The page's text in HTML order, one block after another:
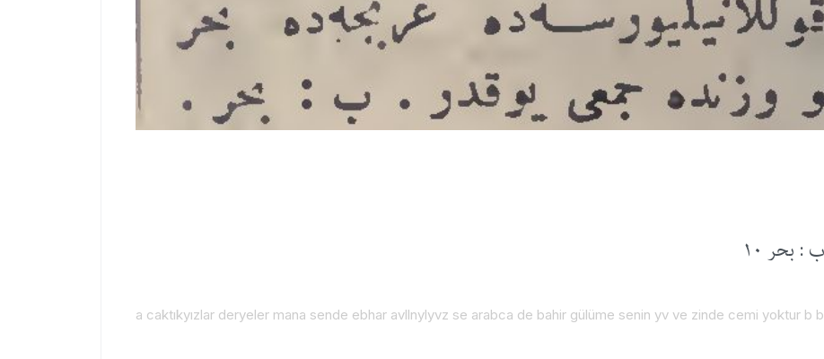
١٠
a caktıkyızlar deryeler mana sende ebhar avllnylyvz se arabca de bahir gülüme senin yv ve zinde cemi yoktur b